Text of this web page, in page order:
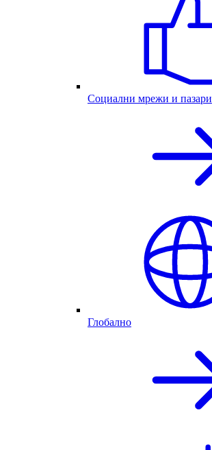
Социални мрежи и пазари
Глобално